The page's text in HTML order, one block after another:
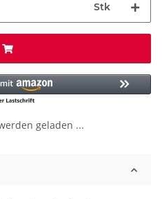
Stk
geladen ...